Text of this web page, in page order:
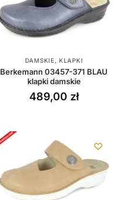
DAMSKIE,KLAPKI
Berkemann 03457-371 BLAU
klapki damskie
489,00 zł